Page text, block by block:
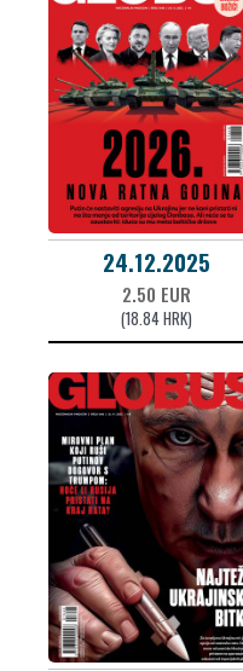
24.12.2025
2.50 EUR
(18.84 HRK)